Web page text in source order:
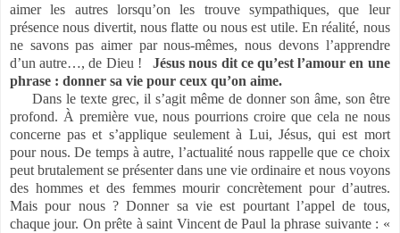
aimer les autres lorsqu’on les trouve sympathiques, que leur
présence nous divertit, nous flatte ou nous est utile. En réalité, nous
ne savons pas aimer par nous-mêmes, nous devons l’apprendre
d’un autre…, de Dieu !
Jésus nous dit ce qu’est l’amour en une
phrase : donner sa vie pour ceux qu’on aime.
Dans le texte grec, il s’agit même de donner son âme, son être
profond. À première vue, nous pourrions croire que cela ne nous
concerne pas et s’applique seulement à Lui, Jésus, qui est mort
pour nous. De temps à autre, l’actualité nous rappelle que ce choix
peut brutalement se présenter dans une vie ordinaire et nous voyons
des hommes et des femmes mourir concrètement pour d’autres.
Mais pour nous ? Donner sa vie est pourtant l’appel de tous,
chaque jour. On prête à saint Vincent de Paul la phrase suivante : «